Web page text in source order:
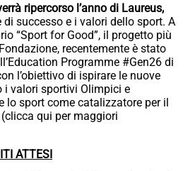
ripercorso l’anno di Laureus,
successo e i valori dello sport. A
“Sport for Good”, il progetto più
recentemente è stato
Programme #Gen26 di
l’obiettivo di ispirare le nuove
i valori sportivi Olimpici e
lo sport come catalizzatore per il
qui per maggiori
ATTESI